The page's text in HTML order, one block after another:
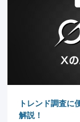
トレンド調査
解説！